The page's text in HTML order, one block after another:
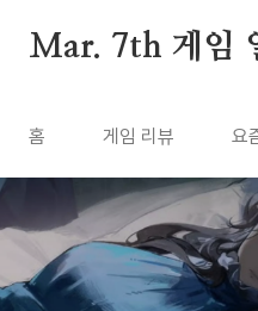
Mar. 7th 게임
홈 게임 리뷰 요